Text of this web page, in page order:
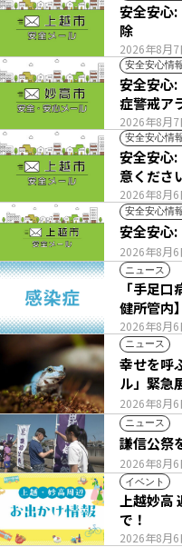
2026年8月7
安全安心:
除
安全安心情
2026年8月7
安全安心:
症警戒ア
安全安心情
2026年8月6
安全安心:
意くださ
安全安心情
2026年8月6
安全安心:
ニュース
2026年8月6
「手足口病」流行 前の
健所管内】
ニュース
2026年8月6
幸せを呼
ル」緊急
ニュース
2026年8月6
謙信公祭
イベント
2026年8月6
上越妙高
で！